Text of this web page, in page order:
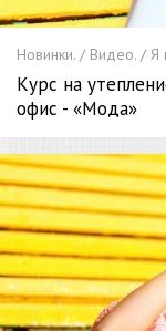
Новинки. / Видео. /
Курс на
офис - «Мода»